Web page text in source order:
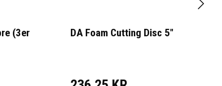
(3er
DA Foam Cutting Disc 5"